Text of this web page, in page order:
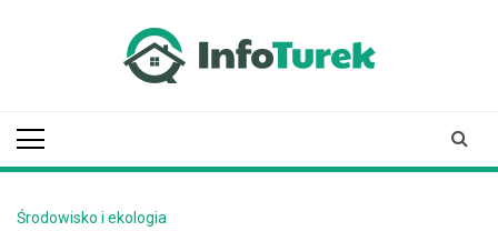
Środowisko i ekologia